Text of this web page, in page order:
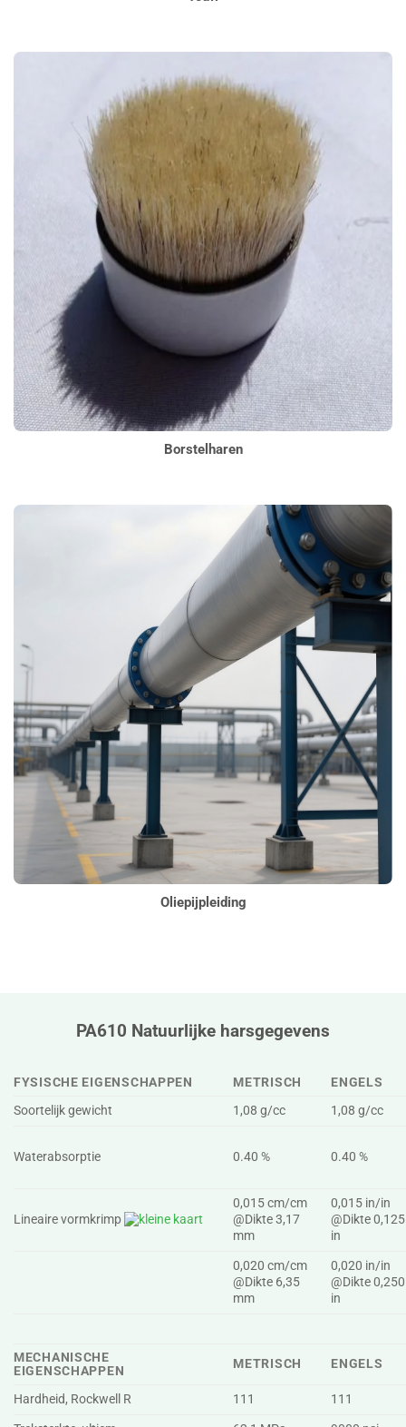
Borstelharen
Oliepijpleiding
PA610 Natuurlijke harsgegevens
FYSISCHE EIGENSCHAPPEN METRISCH
ENGELS
Soortelijk gewicht
1,08 g/cc 1,08 g/cc
Waterabsorptie 0.40 % 0.40 %
Lineaire vormkrimp
0,015 cm/cm
@Dikte 3,17
mm
0,015 in/in
@Dikte 0,125
in
0,020 cm/cm
@Dikte 6,35
mm
0,020 in/in
@Dikte 0,250
in
MECHANISCHE
EIGENSCHAPPEN
METRISCH ENGELS
Hardheid, Rockwell R 111
111